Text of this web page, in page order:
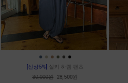
● ● ● ● ● ●
[신상5%] 실키 하렘 팬츠
30,000원 28,500원